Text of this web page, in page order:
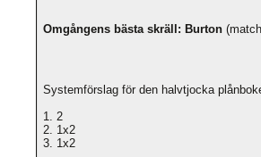
Omgångens bästa skräll: Burton
Systemförslag för den halvtjocka
1. 2
2. 1x2
3. 1x2